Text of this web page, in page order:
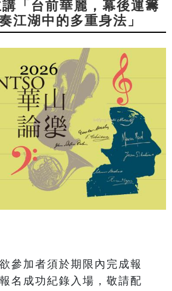
「台前華麗，幕後運籌
江湖中的多重身法」
參加者須於期限內完成報
名成功紀錄入場，敬請配